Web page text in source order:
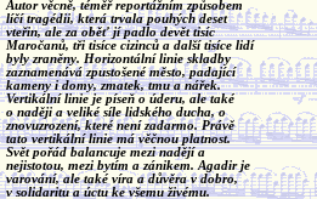
Autor věcně, téměř reportážním způsobem
líčí tragédii, která trvala pouhých deset
vteřin, ale za oběť jí padlo devět tisíc
Maročanů, tři tisíce cizinců a další tisíce lidí
byly zraněny. Horizontální linie skladby
zaznamenává zpustošené město, padající
kameny i domy, zmatek, tmu a nářek.
Vertikální linie je píseň o úderu, ale také
o naději a veliké síle lidského ducha, o
znovuzrození, které není zadarmo. Právě
tato vertikální linie má věčnou platnost.
Svět pořád balancuje mezi nadějí a
nejistotou, mezi bytím a zánikem. Agadir je
varování, ale také víra a důvěra v dobro,
v solidaritu a úctu ke všemu živému.